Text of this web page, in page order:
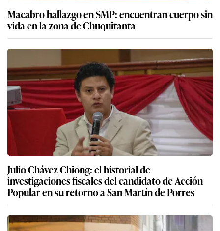
Macabro hallazgo en SMP: encuentran cuerpo sin
vida en la zona de Chuquitanta
Julio Chávez Chiong: el historial de
investigaciones fiscales del candidato de Acción
Popular en su retorno a San Martín de Porres